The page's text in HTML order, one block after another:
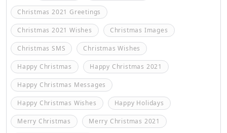
Christmas 2021 Greetings
Christmas 2021 Wishes Christmas Images
Christmas SMS Christmas Wishes
Happy Christmas Happy Christmas 2021
Happy Christmas Messages
Happy Christmas Wishes Happy Holidays
Merry Christmas Merry Christmas 2021